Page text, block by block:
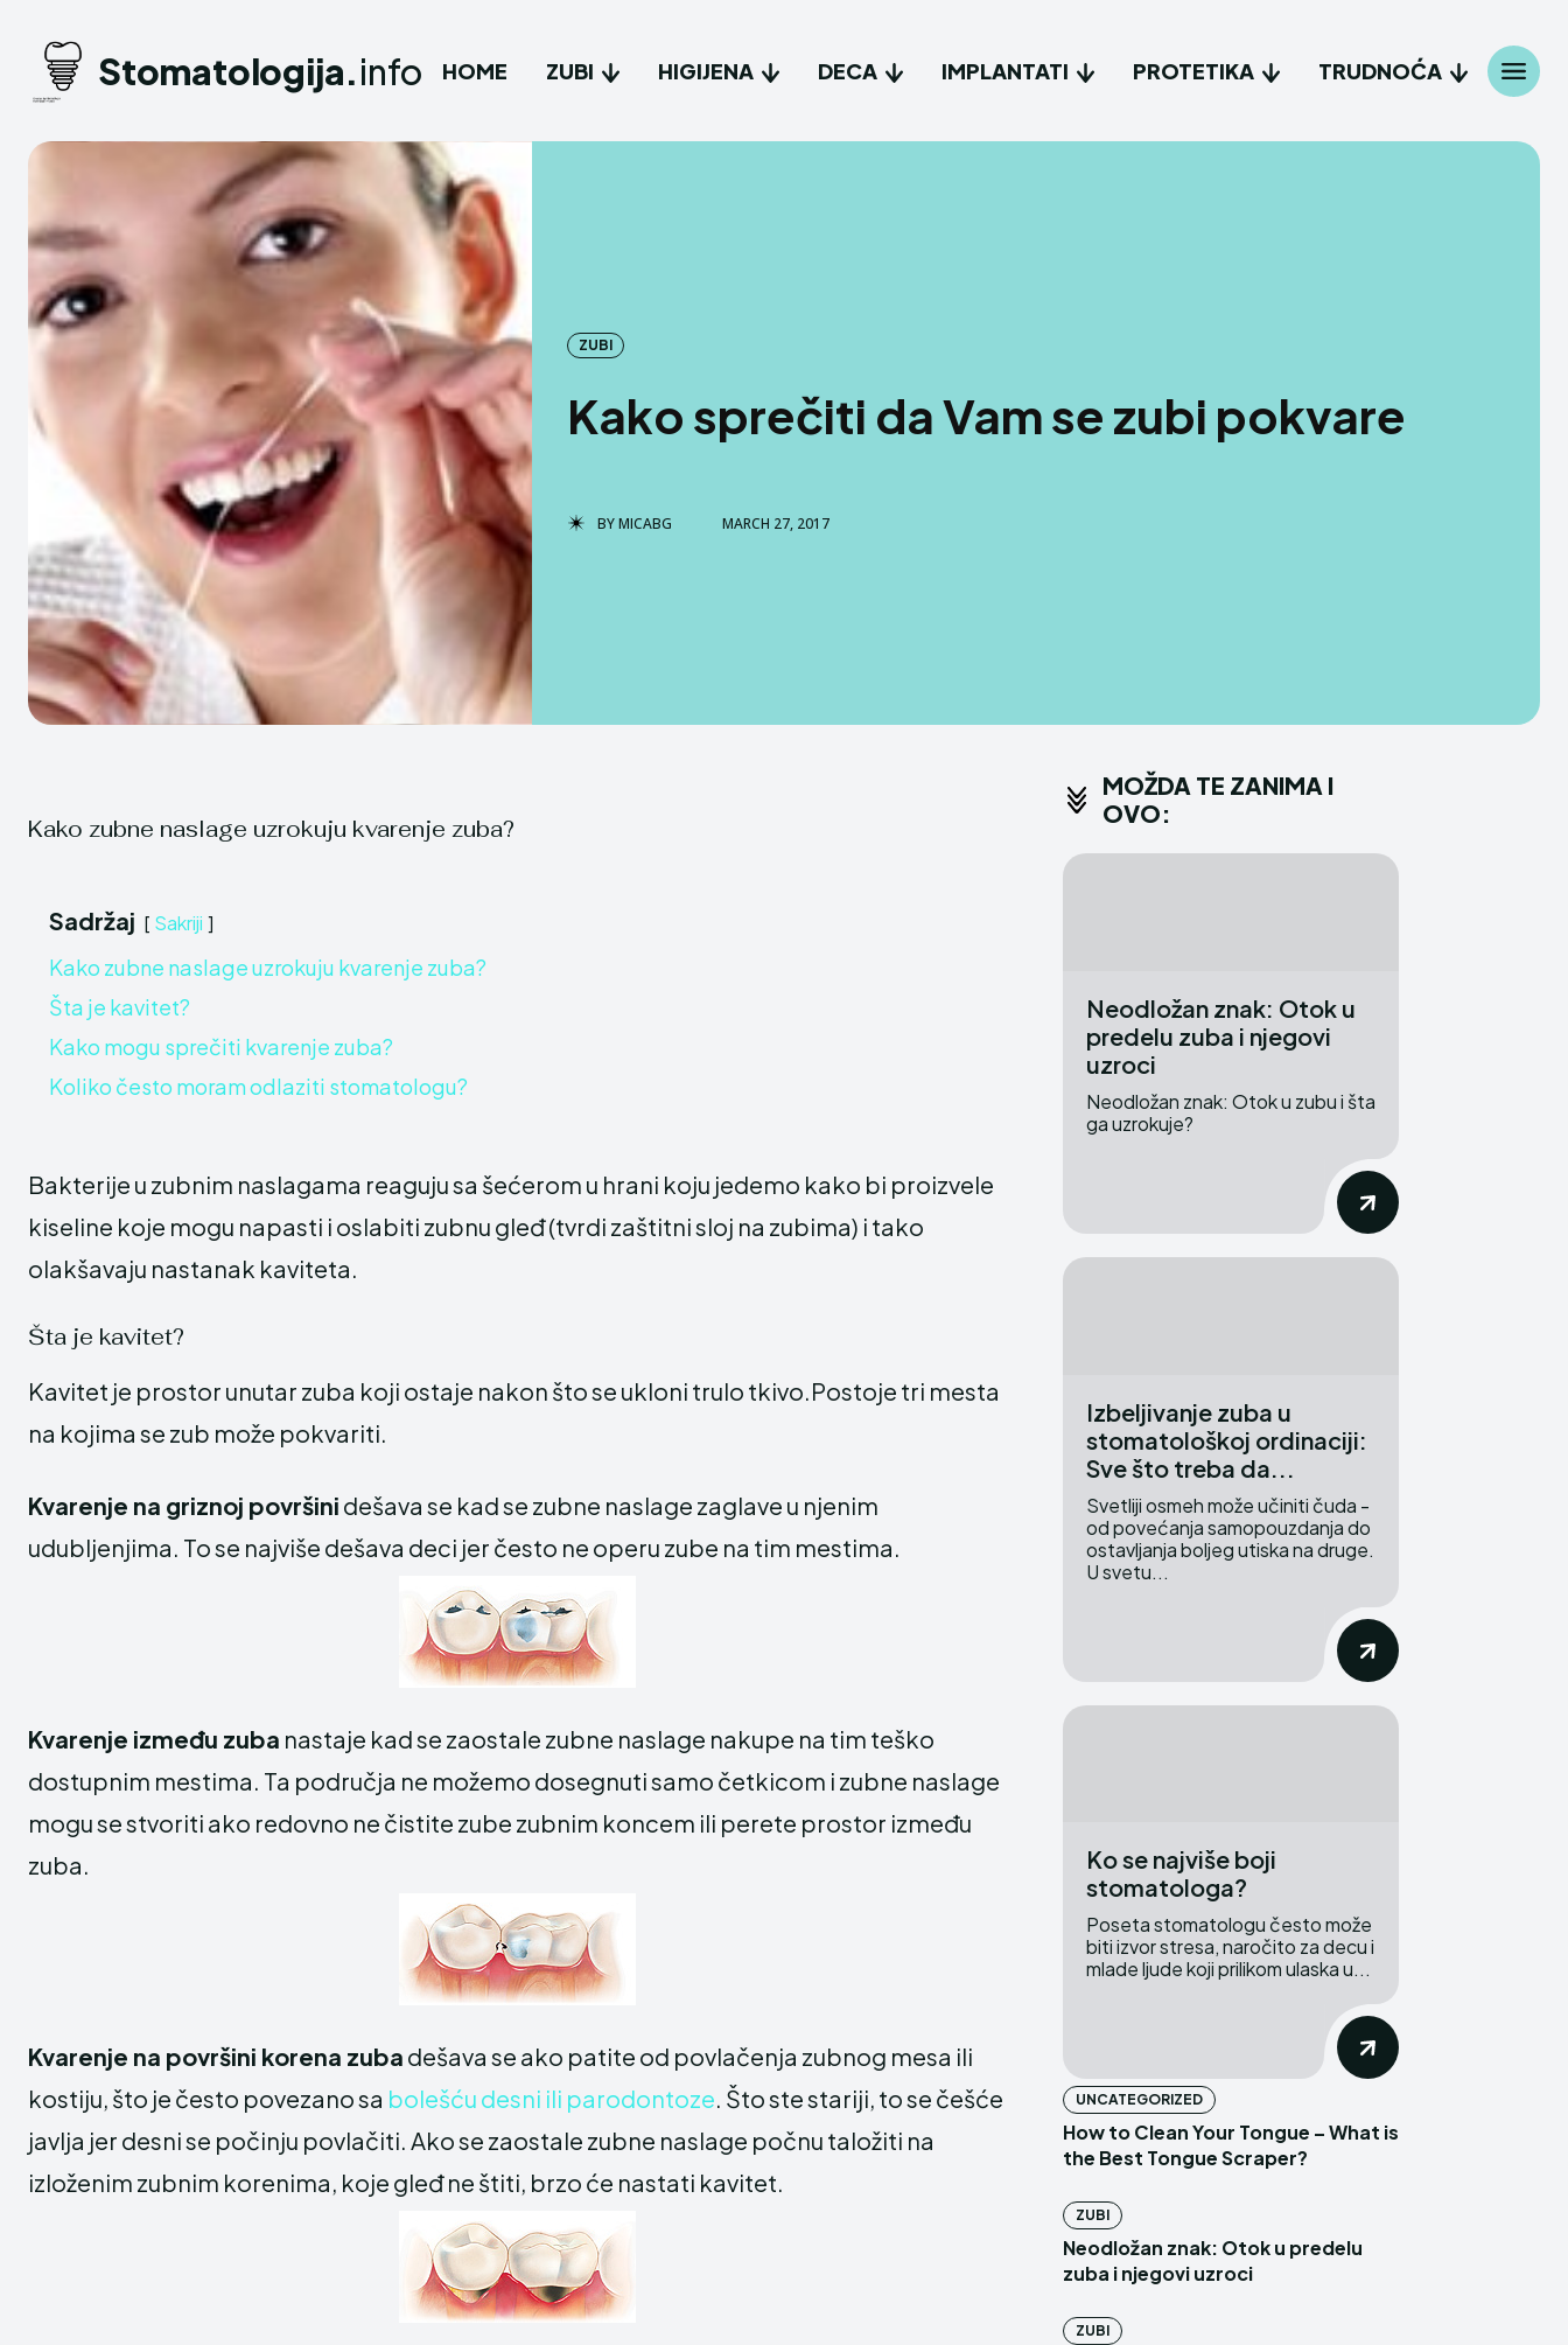
Stomatologija.info HOME ZUBI HIGIJENA DECA IMPLANTATI PROTETIKA TRUDNOĆA
ZUBI
Kako sprečiti da Vam se zubi pokvare
BYMICABG MARCH 27, 2017
Kako zubne naslage uzrokuju kvarenje zuba?
Sadržaj Sakriji
Kako zubne naslage uzrokuju kvarenje zuba?
Šta je kavitet?
Kako mogu sprečiti kvarenje zuba?
Koliko često moram odlaziti stomatologu?
Bakterije u zubnim naslagama reaguju sa šećerom u hrani koju jedemo kako bi proizvele
kiseline koje mogu napasti i oslabiti zubnu gleđ (tvrdi zaštitni sloj na zubima) i tako
olakšavaju nastanak kaviteta.
Šta je kavitet?
Kavitet je prostor unutar zuba koji ostaje nakon što se ukloni trulo tkivo.Postoje tri mesta
na kojima se zub može pokvariti.
Kvarenje na griznoj površini dešava se kad se zubne naslage zaglave u njenim
udubljenjima. To se najviše dešava deci jer često ne operu zube na tim mestima.
Kvarenje između zuba nastaje kad se zaostale zubne naslage nakupe na tim teško
dostupnim mestima. Ta područja ne možemo dosegnuti samo četkicom i zubne naslage
mogu se stvoriti ako redovno ne čistite zube zubnim koncem ili perete prostor između
zuba.
Kvarenje na površini korena zuba dešava se ako patite od povlačenja zubnog mesa ili
kostiju, što je često povezano sa bolešću desni ili parodontoze. Što ste stariji, to se češće
javlja jer desni se počinju povlačiti. Ako se zaostale zubne naslage počnu taložiti na
izloženim zubnim korenima, koje gleđ ne štiti, brzo će nastati kavitet.
MOŽDA TE ZANIMA I
OVO:
Neodložan znak: Otok u
predelu zuba i njegovi
uzroci
Neodložan znak: Otok u zubu i šta
ga uzrokuje?
Izbeljivanje zuba u
stomatološkoj ordinaciji:
Sve što ‌treba da...
Svetliji osmeh može učiniti⁣ čuda⁣ -⁣
od povećanja samopouzdanja do
‍ostavljanja boljeg utiska⁤ na druge.⁣
U svetu...
Ko se najviše boji
stomatologa?
Poseta stomatologu često može
biti izvor stresa, naročito za decu i
mlade ljude koji prilikom ulaska u​...
UNCATEGORIZED
How to Clean Your Tongue – What is
the Best Tongue Scraper?
ZUBI
Neodložan znak: Otok u predelu
zuba i njegovi uzroci
ZUBI